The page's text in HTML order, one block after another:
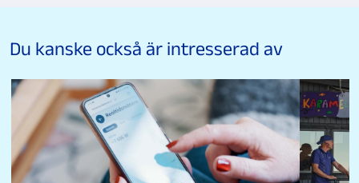
Du kanske också är intresserad av